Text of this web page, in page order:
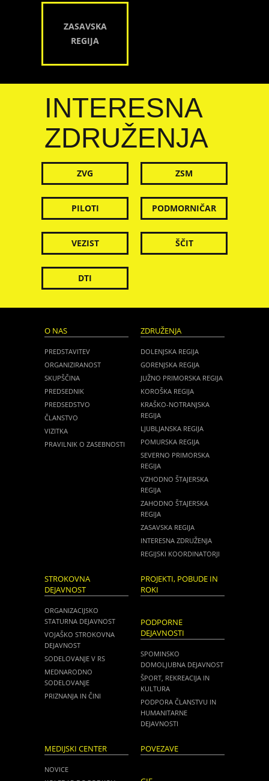
ZASAVSKA
REGIJA
INTERESNA
ZDRUŽENJA
ZVG ZSM
PILOTI PODMORNIČAR
VEZIST ŠČIT
DTI
O NAS
PREDSTAVITEV
ORGANIZIRANOST
SKUPŠČINA
PREDSEDNIK
PREDSEDSTVO
ČLANSTVO
VIZITKA
PRAVILNIK O ZASEBNOSTI
ZDRUŽENJA
DOLENJSKA REGIJA
GORENJSKA REGIJA
JUŽNO PRIMORSKA REGIJA
KOROŠKA REGIJA
KRAŠKO-NOTRANJSKA
REGIJA
LJUBLJANSKA REGIJA
POMURSKA REGIJA
SEVERNO PRIMORSKA
REGIJA
VZHODNO ŠTAJERSKA
REGIJA
ZAHODNO ŠTAJERSKA
REGIJA
ZASAVSKA REGIJA
INTERESNA ZDRUŽENJA
REGIJSKI KOORDINATORJI
STROKOVNA
DEJAVNOST
ORGANIZACIJSKO
STATURNA DEJAVNOST
VOJAŠKO STROKOVNA
DEJAVNOST
SODELOVANJE V RS
MEDNARODNO
SODELOVANJE
PRIZNANJA IN ČINI
PROJEKTI, POBUDE IN
ROKI
PODPORNE
DEJAVNOSTI
SPOMINSKO
DOMOLJUBNA DEJAVNOST
ŠPORT, REKREACIJA IN
KULTURA
PODPORA ČLANSTVU IN
HUMANITARNE
DEJAVNOSTI
MEDIJSKI CENTER
NOVICE
POVEZAVE